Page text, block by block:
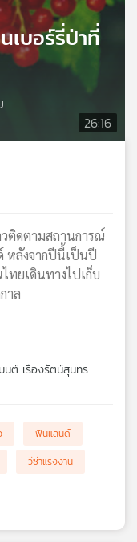
26:16
เบอร์รี่ป่าที่
ติดตามสถานการณ์
หลังจากปีนี้เป็นปี
ทยเดินทางไปเก็บ
าล
นต์ เรืองรัตน์สุนทร
ฟินแลนด์
วีซ่าแรงงาน